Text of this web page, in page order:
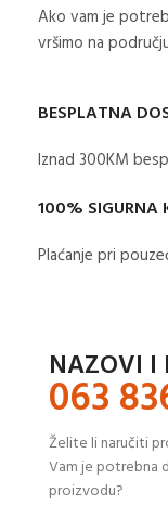
Ako vam je
vršimo na
BESPLATNA
Iznad 300KM
100% SIGURNA
Plaćanje pri
NAZOVI I
063
Želite li naručiti
Vam je potrebna
proizvodu?